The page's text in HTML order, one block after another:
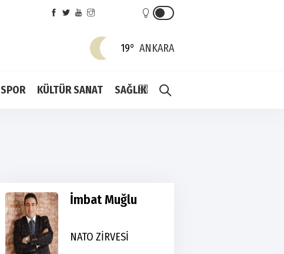
19° ANKARA
SPOR KÜLTÜR SANAT SAĞLIK
İmbat Muğlu
NATO ZİRVESİ